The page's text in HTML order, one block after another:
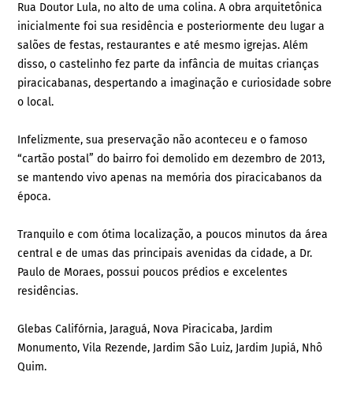
Rua Doutor Lula, no alto de uma colina. A obra arquitetônica
inicialmente foi sua residência e posteriormente deu lugar a
salões de festas, restaurantes e até mesmo igrejas. Além
disso, o castelinho fez parte da infância de muitas crianças
piracicabanas, despertando a imaginação e curiosidade sobre
o local.
Infelizmente, sua preservação não aconteceu e o famoso
“cartão postal” do bairro foi demolido em dezembro de 2013,
se mantendo vivo apenas na memória dos piracicabanos da
época.
Tranquilo e com ótima localização, a poucos minutos da área
central e de umas das principais avenidas da cidade, a Dr.
Paulo de Moraes, possui poucos prédios e excelentes
residências.
Glebas Califórnia, Jaraguá, Nova Piracicaba, Jardim
Monumento, Vila Rezende, Jardim São Luiz, Jardim Jupiá, Nhô
Quim.